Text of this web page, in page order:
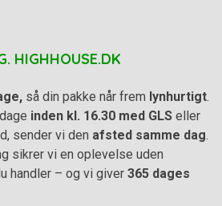
HIGHHOUSE.DK
så din pakke når frem lynhurtigt
inden kl. 16.30 med GLS eller
sender vi den afsted samme dag
sikrer vi en oplevelse uden
handler – og vi giver 365 dages